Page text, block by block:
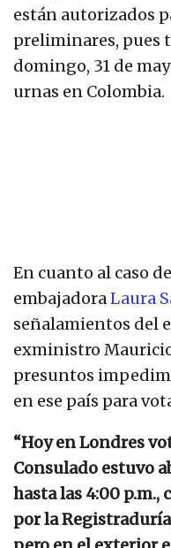
están autorizados
preliminares, pues
domingo, 31 de
urnas en Colombia.
En cuanto al caso
embajadoraLaura
señalamientos del
exministro
presuntos
en ese país para
“Hoy en Londres
Consulado estuvo
hasta las 4:00 p.m.,
por la